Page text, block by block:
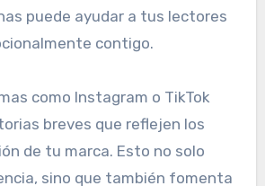
puede ayudar a tus lectores
contigo.
como Instagram o TikTok
breves que reflejen los
de tu marca. Esto no solo
sino que también fomenta